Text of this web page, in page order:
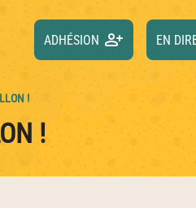
ADHÉSION person_add EN
!
!